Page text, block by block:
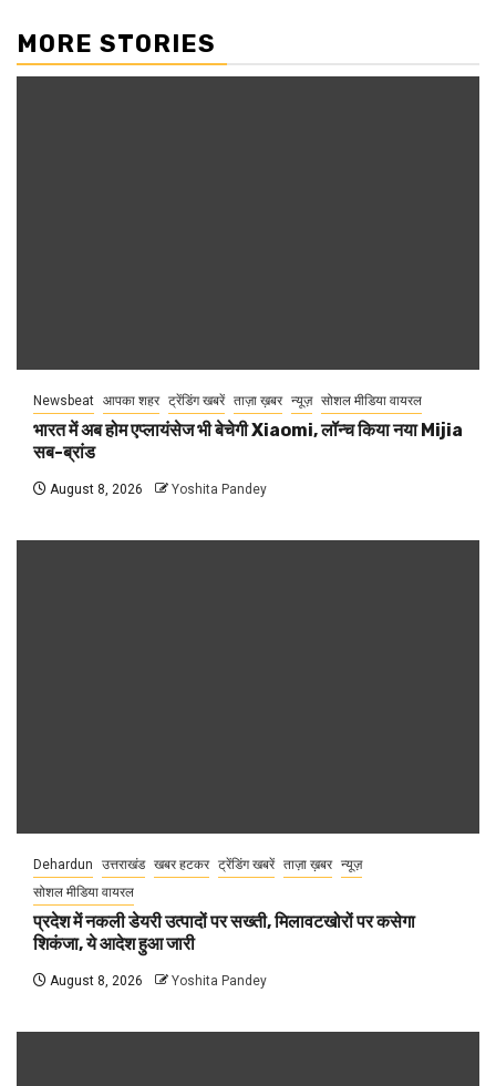
MORE STORIES
Newsbeat आपका शहर ट्रेंडिंग खबरें ताज़ा ख़बर न्यूज़ सोशल मीडिया वायरल
भारत में अब होम एप्लायंसेज भी बेचेगी Xiaomi, लॉन्च किया नया Mijia
सब-ब्रांड
August 8, 2026 Yoshita Pandey
Dehardun उत्तराखंड खबर हटकर ट्रेंडिंग खबरें ताज़ा ख़बर न्यूज़
सोशल मीडिया वायरल
प्रदेश में नकली डेयरी उत्पादों पर सख्ती, मिलावटखोरों पर कसेगा
शिकंजा, ये आदेश हुआ जारी
August 8, 2026 Yoshita Pandey